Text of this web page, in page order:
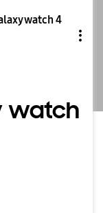
watch 4
watch